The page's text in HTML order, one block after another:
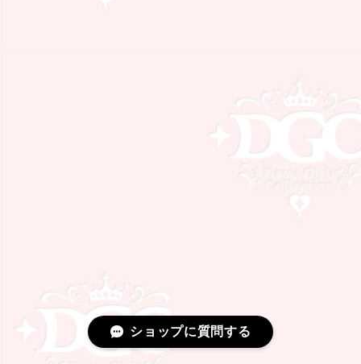
ショップに質問する